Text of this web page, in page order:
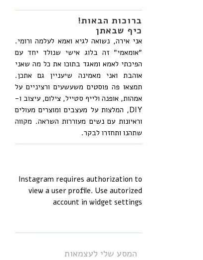
ברוכות הבאות!
כיף שבאתן
אני אירה, נשואה לגיא ואמא לעלמה ורומי.
״אומאמי״ זה בלוג אישי שנולד יחד עם
הפיכתי לאמא ומאגד בתוכו את כל מה שאני
אוהבת ואני מאמינה שיעניין גם אתכן.
תמצאו פה פוסטים משעשעים ורציניים על
אמהות, אופנה ולייף סטייל, צילום, עיצוב ו-
DIY, המלצות על מעצבים ומוצרים מעולים
וראיונות עם נשים מעוררות השראה. מקווה
שתהנו ותחזרו לבקר.
Instagram requires authorization to
view a user profile. Use autorized
account in widget settings
המסע שלי לעצמאות